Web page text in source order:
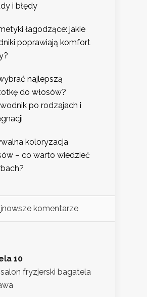
i błędy
łagodzące: jakie
poprawiają komfort
najlepszą
do włosów?
po rodzajach i
koloryzacja
– co warto wiedzieć
komentarze
10
fryzjerski bagatela